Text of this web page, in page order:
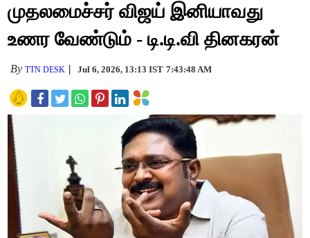
முதலமைச்சர் விஜய் இனியாவது
உணர வேண்டும் - டி.டி.வி தினகரன்
ByTTN DESK Jul 6, 2026, 13:13 IST 7:43:48 AM